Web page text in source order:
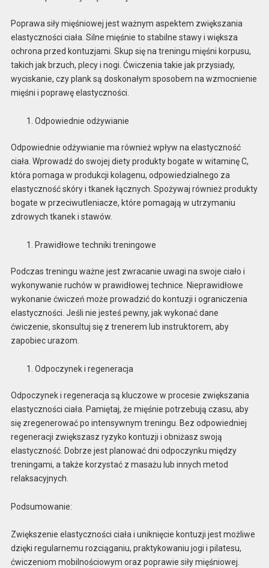
Poprawa siły mięśniowej jest ważnym aspektem zwiększania
elastyczności ciała. Silne mięśnie to stabilne stawy i większa
ochrona przed kontuzjami. Skup się na treningu mięśni korpusu,
takich jak brzuch, plecy i nogi. Ćwiczenia takie jak przysiady,
wyciskanie, czy plank są doskonałym sposobem na wzmocnienie
mięśni i poprawę elastyczności.
Odpowiednie odżywianie
Odpowiednie odżywianie ma również wpływ na elastyczność
ciała. Wprowadź do swojej diety produkty bogate w witaminę C,
która pomaga w produkcji kolagenu, odpowiedzialnego za
elastyczność skóry i tkanek łącznych. Spożywaj również produkty
bogate w przeciwutleniacze, które pomagają w utrzymaniu
zdrowych tkanek i stawów.
Prawidłowe techniki treningowe
Podczas treningu ważne jest zwracanie uwagi na swoje ciało i
wykonywanie ruchów w prawidłowej technice. Nieprawidłowe
wykonanie ćwiczeń może prowadzić do kontuzji i ograniczenia
elastyczności. Jeśli nie jesteś pewny, jak wykonać dane
ćwiczenie, skonsultuj się z trenerem lub instruktorem, aby
zapobiec urazom.
Odpoczynek i regeneracja
Odpoczynek i regeneracja są kluczowe w procesie zwiększania
elastyczności ciała. Pamiętaj, że mięśnie potrzebują czasu, aby
się zregenerować po intensywnym treningu. Bez odpowiedniej
regeneracji zwiększasz ryzyko kontuzji i obniżasz swoją
elastyczność. Dobrze jest planować dni odpoczynku między
treningami, a także korzystać z masażu lub innych metod
relaksacyjnych.
Podsumowanie:
Zwiększenie elastyczności ciała i uniknięcie kontuzji jest możliwe
dzięki regularnemu rozciąganiu, praktykowaniu jogi i pilatesu,
ćwiczeniom mobilnościowym oraz poprawie siły mięśniowej.